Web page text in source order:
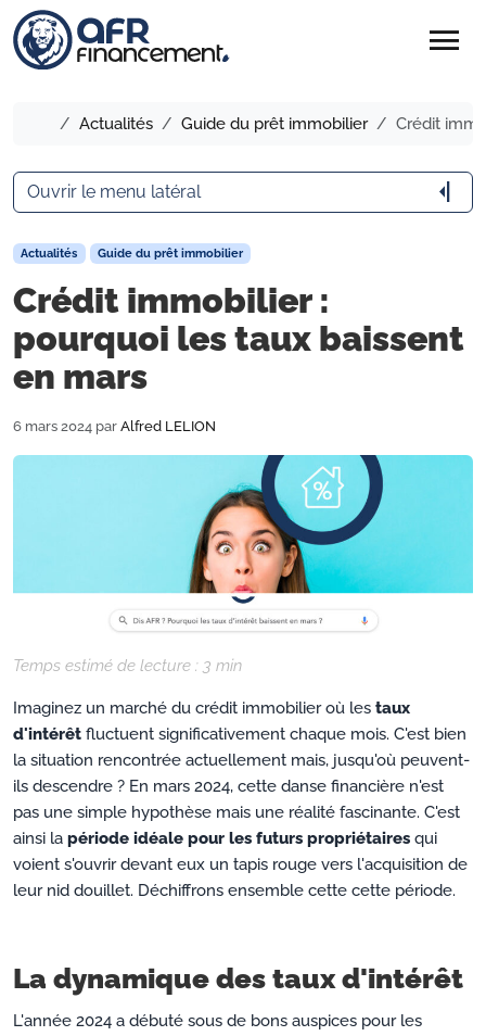
menu
Accueil
Actualités Guide du prêt immobilier Crédit
Actualités Guide du prêt immobilier
Crédit immobilier :
pourquoi les taux baissent
en mars
6 mars 2024 par Alfred LELION
Temps estimé de lecture : 3 min
Imaginez un marché du crédit immobilier où les taux
d'intérêt fluctuent significativement chaque mois. C'est bien
la situation rencontrée actuellement mais, jusqu'où peuvent-
ils descendre ? En mars 2024, cette danse financière n'est
pas une simple hypothèse mais une réalité fascinante. C'est
ainsi la période idéale pour les futurs propriétaires qui
voient s'ouvrir devant eux un tapis rouge vers l'acquisition de
leur nid douillet. Déchiffrons ensemble cette cette période.
La dynamique des taux d'intérêt
L'année 2024 a débuté sous de bons auspices pour les
Ouvrir le menu latéral arrow_menu_close